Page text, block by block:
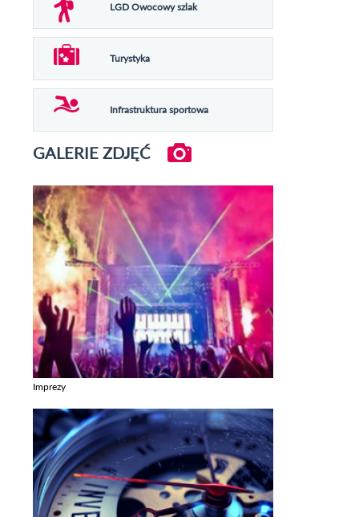
LGD Owocowy szlak
Turystyka
Infrastruktura sportowa
GALERIE ZDJĘĆ
Imprezy